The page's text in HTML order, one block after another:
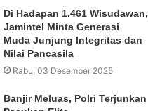
Di Hadapan 1.461 Wisudawan,
Jamintel Minta Generasi
Muda Junjung Integritas dan
Nilai Pancasila
Rabu, 03 Desember 2025
Banjir Meluas, Polri Terjunkan